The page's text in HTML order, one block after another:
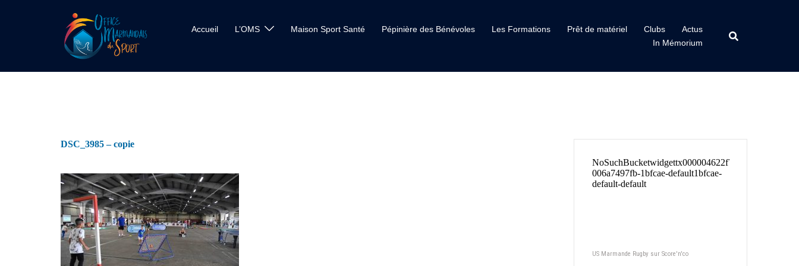
Accueil L’OMS Maison Sport Santé Pépinière des Bénévoles Les Formations Prêt de matériel Clubs
Actus
In Mémorium
DSC_3985 – copie
US Marmande Rugby sur Score'n'co